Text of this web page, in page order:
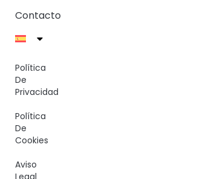
Contacto
Política
De
Privacidad
Política
De
Cookies
Aviso
Legal